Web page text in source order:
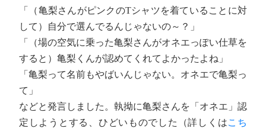
「（亀梨さんがピンクのTシャツを着ていることに対
して）自分で選んでるんじゃないの～？」
「（場の空気に乗った亀梨さんがオネエっぽい仕草を
すると）亀梨くんが認めてくれてよかったよね」
「亀梨って名前もやばいんじゃない。オネエで亀梨っ
て」
などと発言しました。執拗に亀梨さんを「オネエ」認
定しようとする、ひどいものでした（詳しくはこち